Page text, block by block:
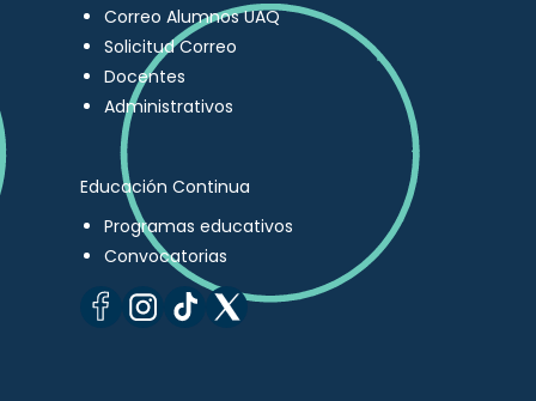
Correo Alumnos UAQ
Solicitud Correo
Docentes
Administrativos
Educación Continua
Programas educativos
Convocatorias